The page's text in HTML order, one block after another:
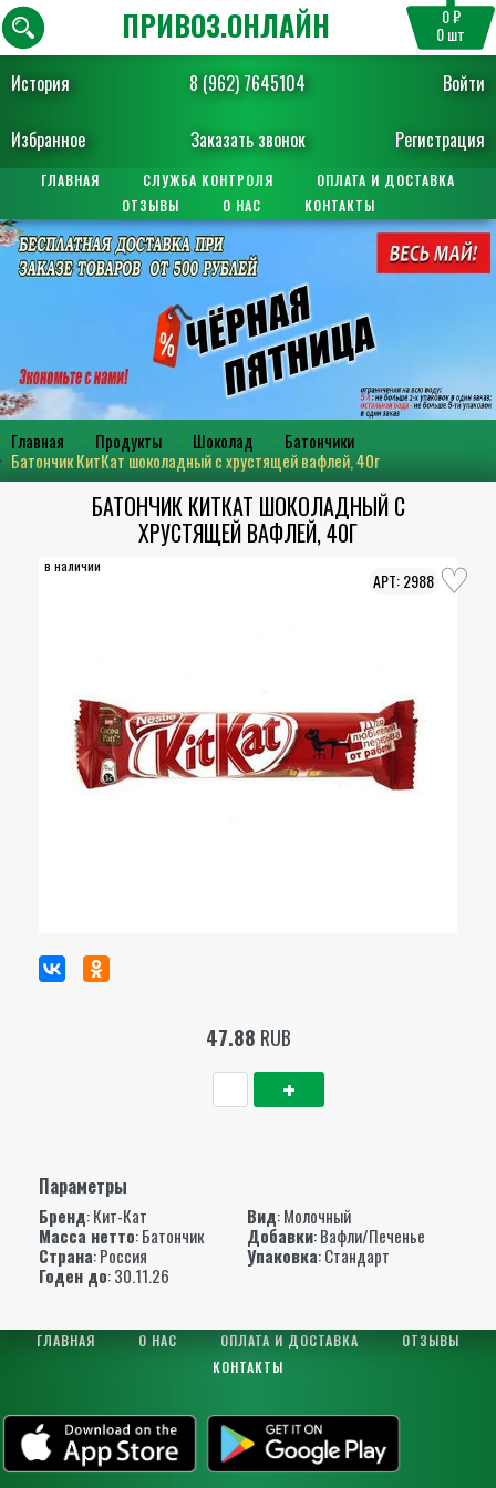
История 8 (962) 7645104 Войти
Избранное Заказать звонок Регистрация
ПРИВОЗ.ОНЛАЙН 0 ₽
0шт
ГЛАВНАЯ СЛУЖБА КОНТРОЛЯ
ОПЛАТА И ДОСТАВКА
ОТЗЫВЫ
О НАС КОНТАКТЫ
Главная Продукты Шоколад
Батончики
Батончик КитКат шоколадный с хрустящей вафлей, 40г
БАТОНЧИК КИТКАТ ШОКОЛАДНЫЙ С
ХРУСТЯЩЕЙ ВАФЛЕЙ, 40Г
в наличии
2988
47.88 RUB
Параметры
Бренд:Кит-Кат Вид: Молочный
Масса нетто: Батончик Добавки: Вафли/Печенье
Страна: Россия Упаковка: Стандарт
Годен до: 30.11.26
ГЛАВНАЯ О НАС ОПЛАТА И ДОСТАВКА
ОТЗЫВЫ
КОНТАКТЫ